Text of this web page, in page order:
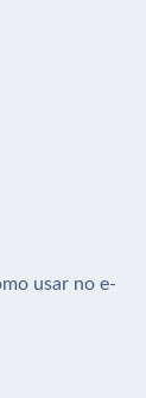
usar no e-